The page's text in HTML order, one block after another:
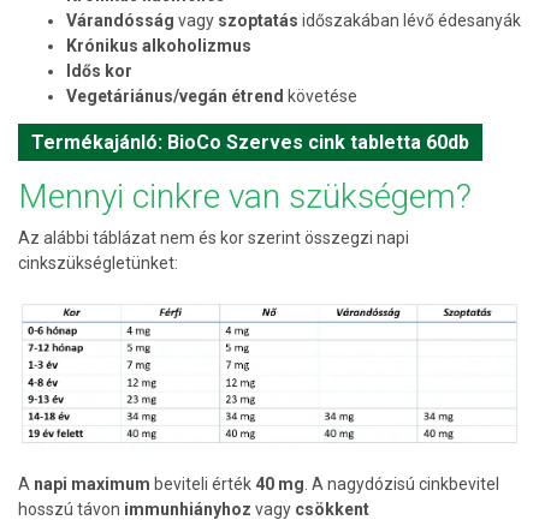
Várandósság vagy szoptatás időszakában lévő édesanyák
Krónikus alkoholizmus
Idős kor
Vegetáriánus/vegán étrend követése
Termékajánló: BioCo Szerves cink tabletta 60db
Mennyi cinkre van szükségem?
Az alábbi táblázat nem és kor szerint összegzi napi
cinkszükségletünket:
A napi maximum beviteli érték 40 mg . A nagydózisú cinkbevitel
hosszú távon immunhiányhoz vagy csökkent